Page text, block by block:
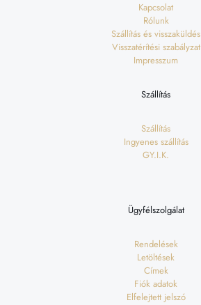
Kapcsolat
Rólunk
Szállítás és visszaküldés
Visszatérítési szabályzat
Impresszum
Szállítás
Szállítás
Ingyenes szállítás
GY.I.K.
Ügyfélszolgálat
Rendelések
Letöltések
Címek
Fiók adatok
Elfelejtett jelszó